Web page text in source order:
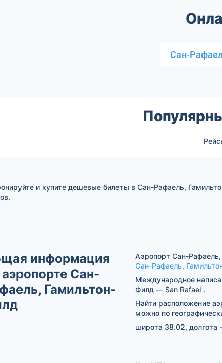
Сан-
и купите дешевые билеты в Сан-Рафаель,
информация
Сан-
Гамильтон-
Аэропорт Сан-
Сан-Рафаель,
Международное
Филд — San Rafael .
Найти расположение
можно по
широта 38.02, долгота